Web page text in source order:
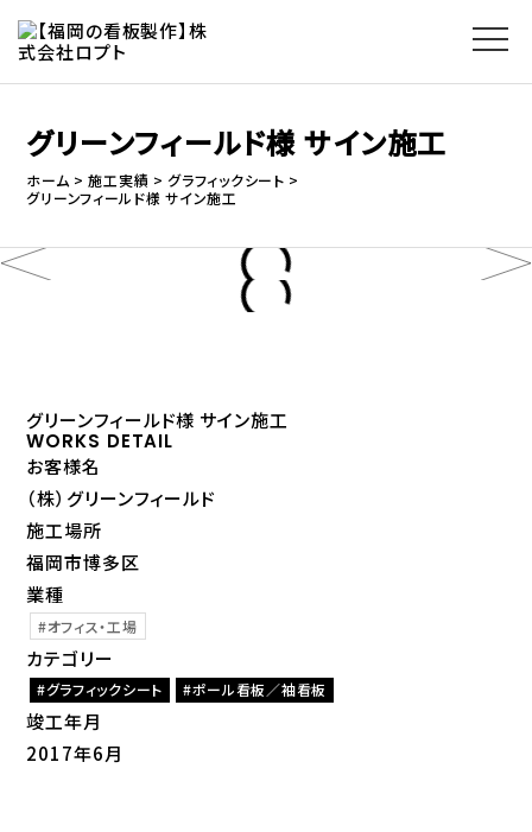
グリーンフィールド様 サイン施工
ホーム 施工実績
グラフィックシート
グリーンフィールド様 サイン施工
グリーンフィールド様 サイン施工
WORKS DETAIL
お客様名
（株）グリーンフィールド
施工場所
福岡市博多区
業種
オフィス・工場
カテゴリー
グラフィックシート ポール看板／袖看板
竣工年月
2017年6月